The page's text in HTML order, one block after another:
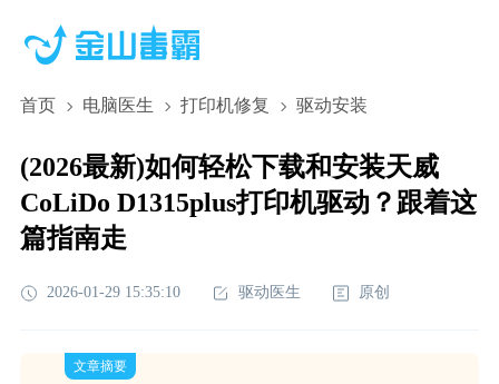
首页 电脑医生 打印机修复 驱动安装
(2026最新)如何轻松下载和安装天威
CoLiDo D1315plus打印机驱动？跟着这
篇指南走
2026-01-29 15:35:10 驱动医生 原创
文章摘要